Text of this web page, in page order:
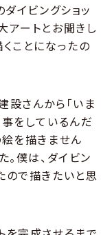
ダイビングショッ
アートとお聞きし
ことになったの
さんから「いま
をしているんだ
を描きません
。僕は、ダイビン
ので描きたいと思